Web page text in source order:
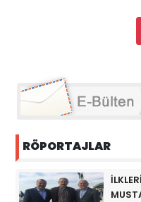
RÖPORTAJLAR